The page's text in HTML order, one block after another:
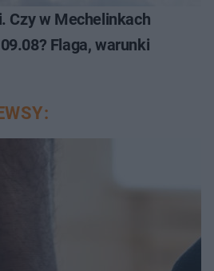
Czy w Mechelinkach
Flaga, warunki